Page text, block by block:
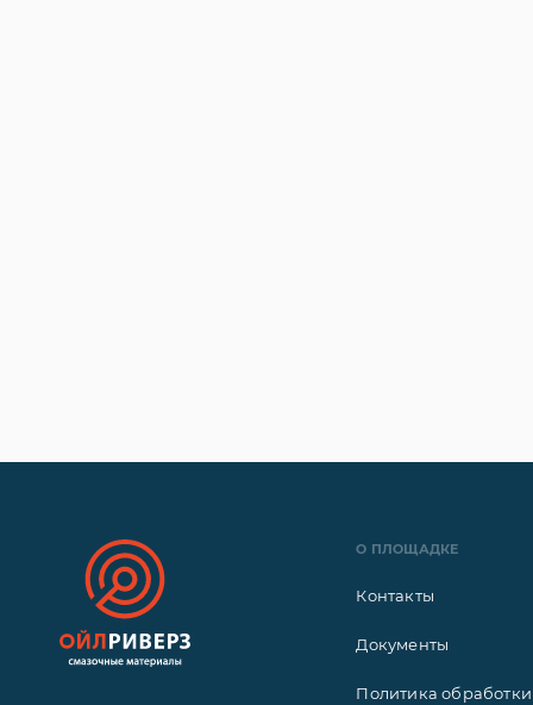
О ПЛОЩАДКЕ
Контакты
Документы
Политика обработки